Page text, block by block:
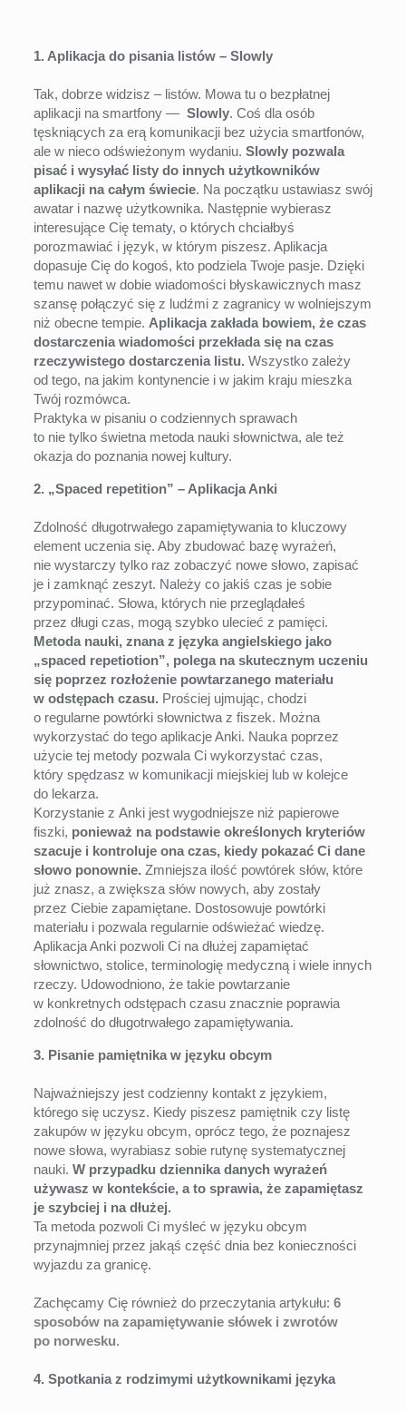
1. Aplikacja do pisania listów – Slowly
Tak, dobrze widzisz – listów. Mowa tu o bezpłatnej
aplikacji na smartfony — Slowly. Coś dla osób
tęskniących za erą komunikacji bez użycia smartfonów,
ale w nieco odświeżonym wydaniu. Slowly pozwala
pisać i wysyłać listy do innych użytkowników
aplikacji na całym świecie. Na początku ustawiasz swój
awatar i nazwę użytkownika. Następnie wybierasz
interesujące Cię tematy, o których chciałbyś
porozmawiać i język, w którym piszesz. Aplikacja
dopasuje Cię do kogoś, kto podziela Twoje pasje. Dzięki
temu nawet w dobie wiadomości błyskawicznych masz
szansę połączyć się z ludźmi z zagranicy w wolniejszym
niż obecne tempie. Aplikacja zakłada bowiem, że czas
dostarczenia wiadomości przekłada się na czas
rzeczywistego dostarczenia listu. Wszystko zależy
od tego, na jakim kontynencie i w jakim kraju mieszka
Twój rozmówca.
Praktyka w pisaniu o codziennych sprawach
to nie tylko świetna metoda nauki słownictwa, ale też
okazja do poznania nowej kultury.
2. „Spaced repetition” – Aplikacja Anki
Zdolność długotrwałego zapamiętywania to kluczowy
element uczenia się. Aby zbudować bazę wyrażeń,
nie wystarczy tylko raz zobaczyć nowe słowo, zapisać
je i zamknąć zeszyt. Należy co jakiś czas je sobie
przypominać. Słowa, których nie przeglądałeś
przez długi czas, mogą szybko ulecieć z pamięci.
Metoda nauki, znana z języka angielskiego jako
„spaced repetiotion”, polega na skutecznym uczeniu
się poprzez rozłożenie powtarzanego materiału
w odstępach czasu. Prościej ujmując, chodzi
o regularne powtórki słownictwa z fiszek. Można
wykorzystać do tego aplikacje Anki. Nauka poprzez
użycie tej metody pozwala Ci wykorzystać czas,
który spędzasz w komunikacji miejskiej lub w kolejce
do lekarza.
Korzystanie z Anki jest wygodniejsze niż papierowe
fiszki, ponieważ na podstawie określonych kryteriów
szacuje i kontroluje ona czas, kiedy pokazać Ci dane
słowo ponownie. Zmniejsza ilość powtórek słów, które
już znasz, a zwiększa słów nowych, aby zostały
przez Ciebie zapamiętane. Dostosowuje powtórki
materiału i pozwala regularnie odświeżać wiedzę.
Aplikacja Anki pozwoli Ci na dłużej zapamiętać
słownictwo, stolice, terminologię medyczną i wiele innych
rzeczy. Udowodniono, że takie powtarzanie
w konkretnych odstępach czasu znacznie poprawia
zdolność do długotrwałego zapamiętywania.
3. Pisanie pamiętnika w języku obcym
Najważniejszy jest codzienny kontakt z językiem,
którego się uczysz. Kiedy piszesz pamiętnik czy listę
zakupów w języku obcym, oprócz tego, że poznajesz
nowe słowa, wyrabiasz sobie rutynę systematycznej
nauki. W przypadku dziennika danych wyrażeń
używasz w kontekście, a to sprawia, że zapamiętasz
je szybciej i na dłużej.
Ta metoda pozwoli Ci myśleć w języku obcym
przynajmniej przez jakąś część dnia bez konieczności
wyjazdu za granicę.
Zachęcamy Cię również do przeczytania artykułu: 6
sposobów na zapamiętywanie słówek i zwrotów
po norwesku.
4. Spotkania z rodzimymi użytkownikami języka